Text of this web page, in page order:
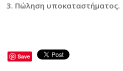
Πώληση υποκαταστήματος.
Save